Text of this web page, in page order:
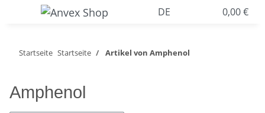
DE 0,00 €
Startseite Startseite Artikel von Amphenol
Amphenol